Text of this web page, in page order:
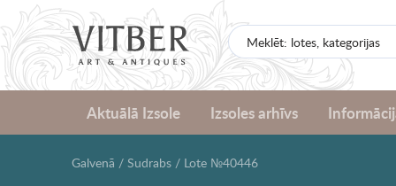
Aktuālā Izsole Izsoles arhīvs
Galvenā / Sudrabs / Lote №40446